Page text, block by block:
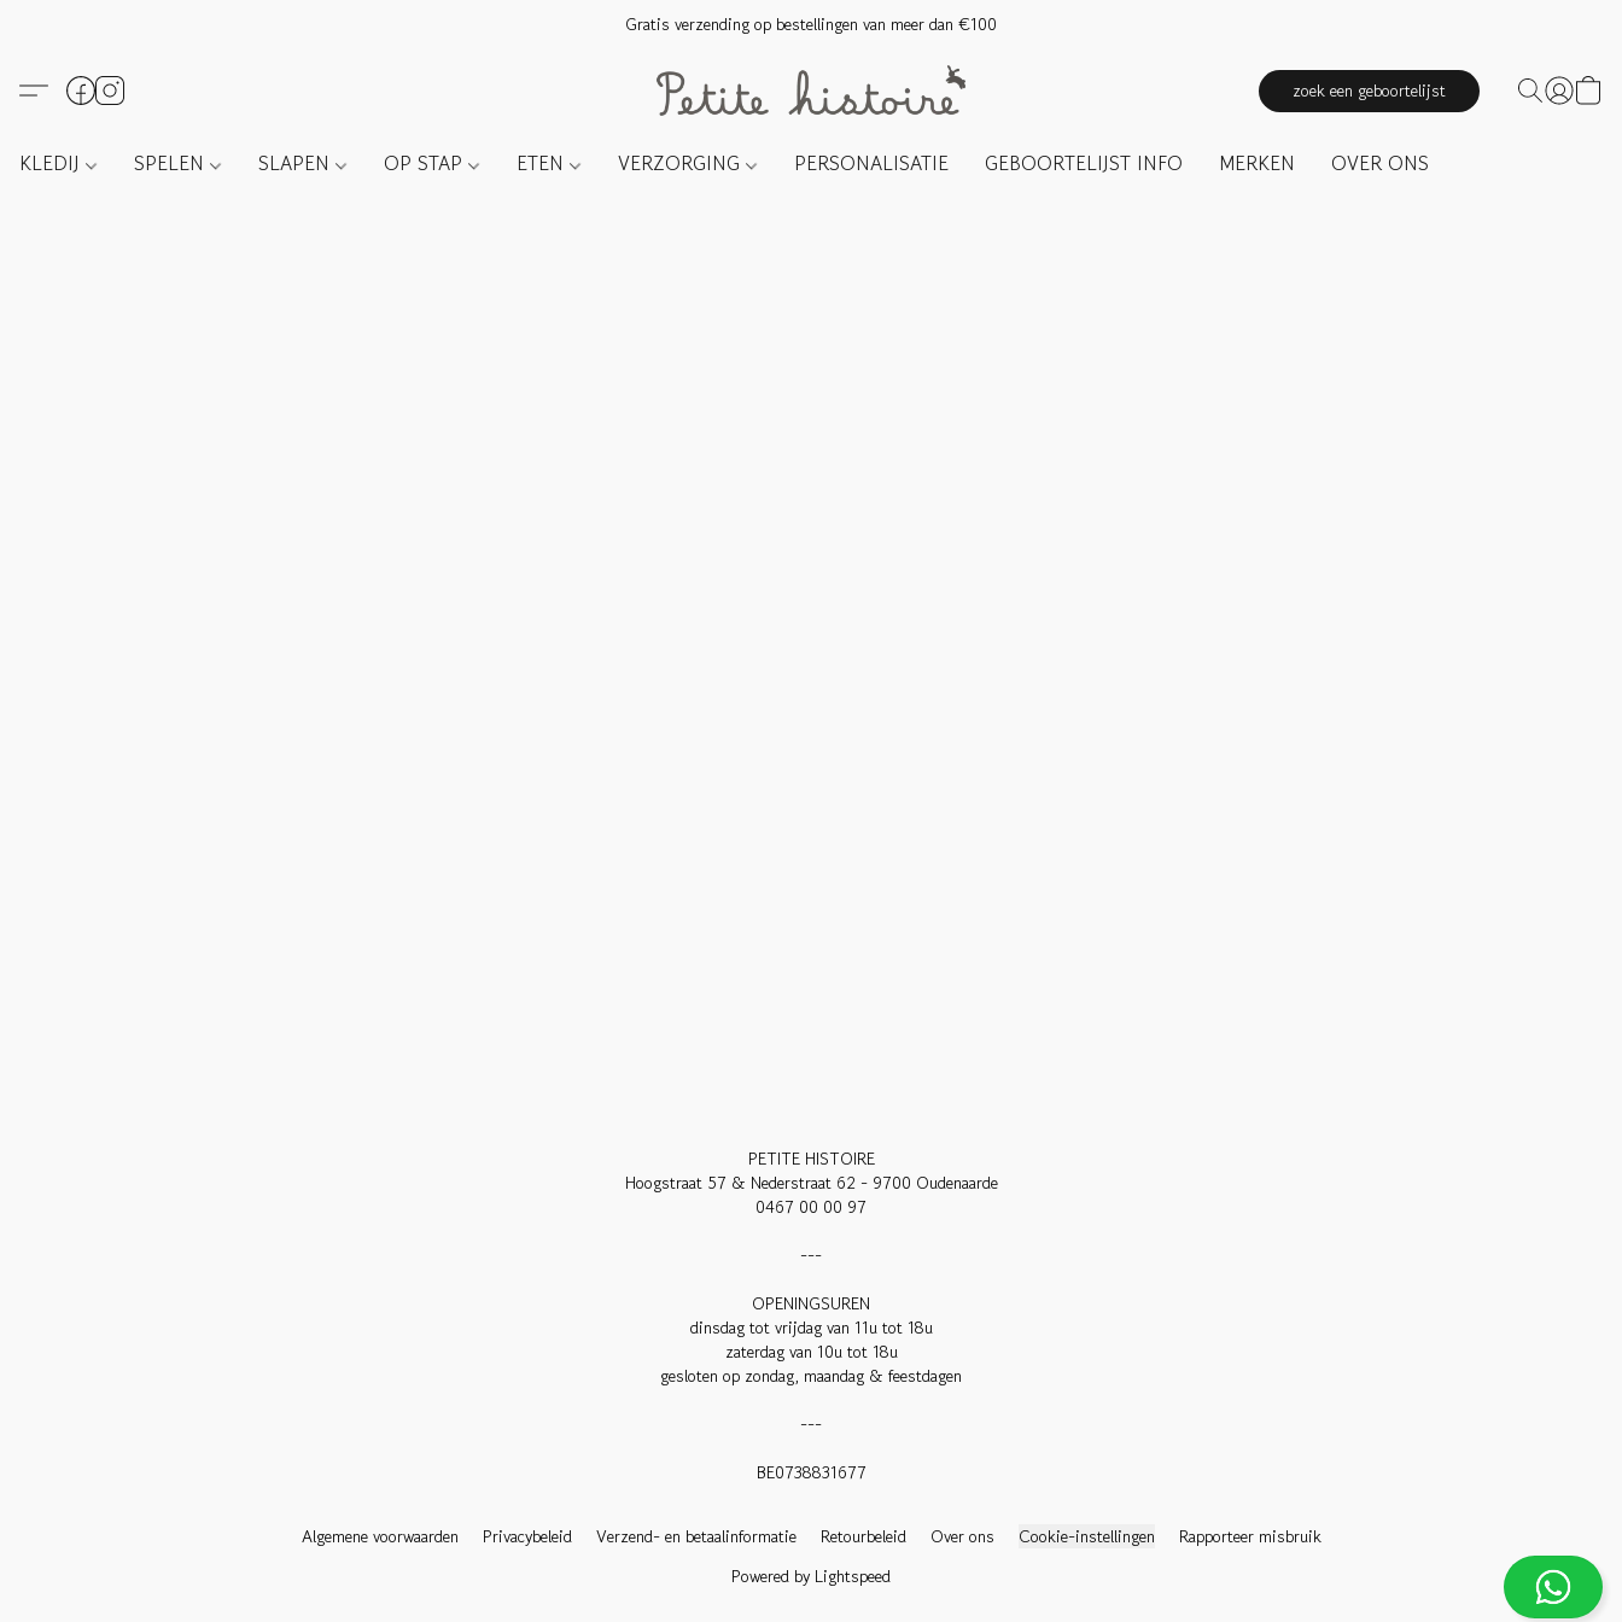
Gratis verzending op bestellingen van meer dan €100
zoek een geboortelijst
KLEDIJ SPELEN SLAPEN OP STAP ETEN VERZORGING PERSONALISATIE GEBOORTELIJST INFO MERKEN OVER ONS
PETITE HISTOIRE
Hoogstraat 57 & Nederstraat 62 - 9700 Oudenaarde
0467 00 00 97
---
OPENINGSUREN
dinsdag tot vrijdag van 11u tot 18u
zaterdag van 10u tot 18u
gesloten op zondag, maandag & feestdagen
---
BE0738831677
Algemene voorwaarden Privacybeleid Verzend- en betaalinformatie Retourbeleid Over ons Cookie-instellingen
Rapporteer misbruik
Powered by Lightspeed